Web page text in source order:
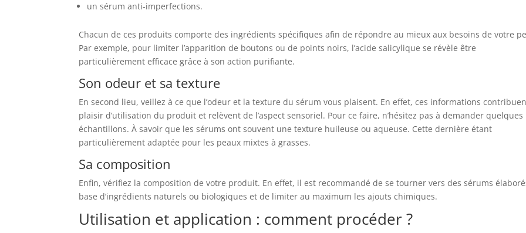
un sérum anti-imperfections.
Chacun de ces produits comporte des ingrédients spécifiques afin de répondre au mieux aux besoins de votre
Par exemple, pour limiter l’apparition de boutons ou de points noirs, l’acide salicylique se révèle être
particulièrement efficace grâce à son action purifiante.
Son odeur et sa texture
En second lieu, veillez à ce que l’odeur et la texture du sérum vous plaisent. En effet, ces informations
plaisir d’utilisation du produit et relèvent de l’aspect sensoriel. Pour ce faire, n’hésitez pas à demander quelques
échantillons. À savoir que les sérums ont souvent une texture huileuse ou aqueuse. Cette dernière étant
particulièrement adaptée pour les peaux mixtes à grasses.
Sa composition
Enfin, vérifiez la composition de votre produit. En effet, il est recommandé de se tourner vers des sérums
base d’ingrédients naturels ou biologiques et de limiter au maximum les ajouts chimiques.
Utilisation et application : comment procéder ?